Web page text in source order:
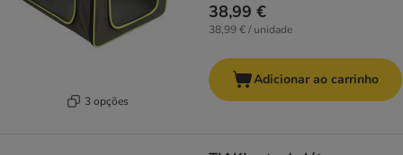
3 opções
38,99 €
38,99 € / unidade
Adicionar ao carrinho